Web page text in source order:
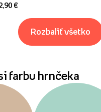
€
Rozbaliť všetko
farbu hrnčeka